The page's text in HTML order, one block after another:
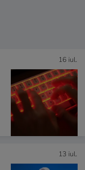
16 iul.
13 iul.